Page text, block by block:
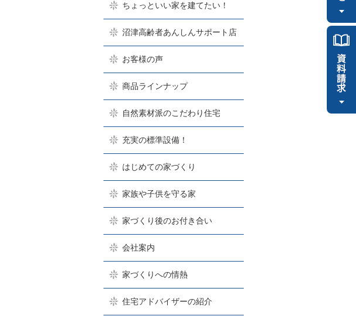
ちょっといい家を建てたい！
沼津高齢者あんしんサポート店
お客様の声
商品ラインナップ
自然素材派のこだわり住宅
充実の標準設備！
はじめての家づくり
家族や子供を守る家
家づくり後のお付き合い
会社案内
家づくりへの情熱
住宅アドバイザーの紹介